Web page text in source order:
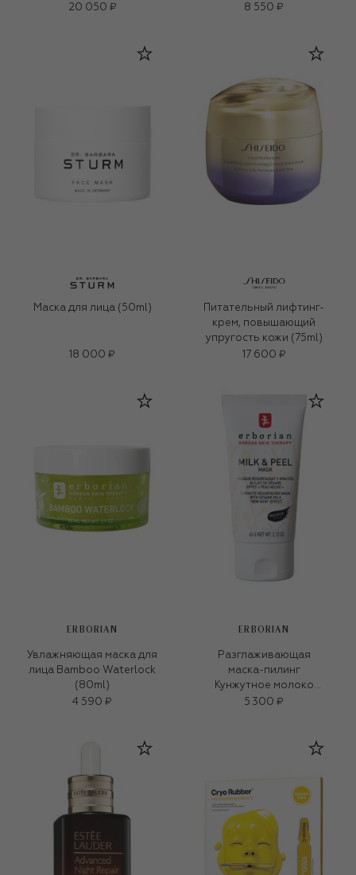
кожи (30ml)
20 050 ₽
8 550 ₽
Маска для лица (50ml)
18 000 ₽
Питательный лифтинг-
крем, повышающий
упругость кожи (75ml)
17 600 ₽
ERBORIAN
Увлажняющая маска для
лица Bamboo Waterlock
(80ml)
4 590 ₽
ERBORIAN
Разглаживающая
маска-пилинг
Кунжутное молоко
(60g)
5 300 ₽